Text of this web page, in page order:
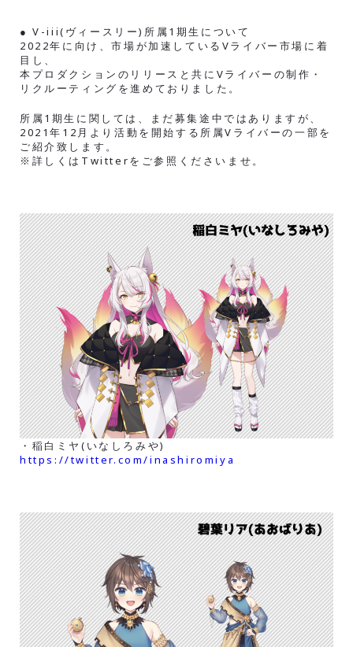
● V-iii(ヴィースリー)所属1期生について
2022年に向け、市場が加速しているVライバー市場に着
目し、
本プロダクションのリリースと共にVライバーの制作・
リクルーティングを進めておりました。
所属1期生に関しては、まだ募集途中ではありますが、
2021年12月より活動を開始する所属Vライバーの一部を
ご紹介致します。
※詳しくはTwitterをご参照くださいませ。
・稲白ミヤ(いなしろみや)
https://twitter.com/inashiromiya